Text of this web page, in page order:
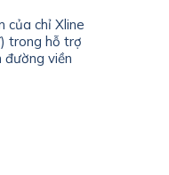
của chỉ Xline
trong hỗ trợ
đường viền